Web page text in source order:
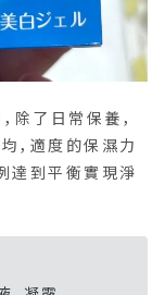
除了日常保養，
，適度的保濕力
達到平衡實現淨